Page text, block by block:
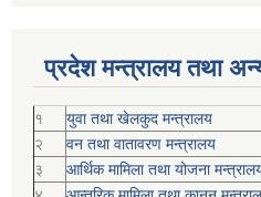
प्रदेश मन्त्रालय तथा
१
युवा तथा खेलकुद मन्त्रालय
२
वन तथा वातावरण मन्त्रालय
३
आर्थिक मामिला तथा योजना